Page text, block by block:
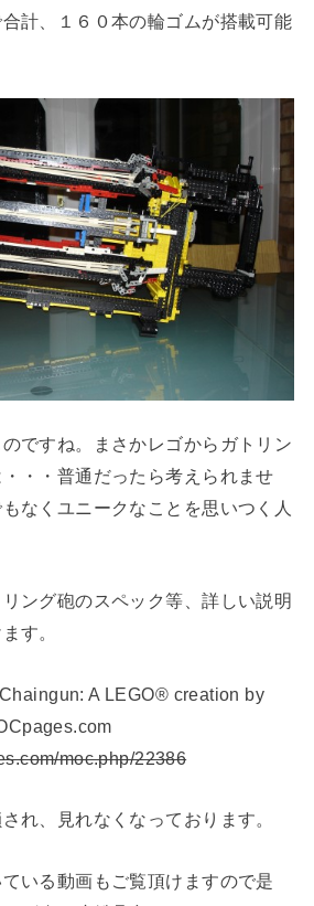
計、１６０本の輪ゴムが搭載可能
ですね。まさかレゴからガトリン
・・普通だったら考えられませ
なくユニークなことを思いつく人
ング砲のスペック等、詳しい説明
す。
A LEGO® creation by
moc.php/22386
れ、見れなくなっております。
いる動画もご覧頂けますので是